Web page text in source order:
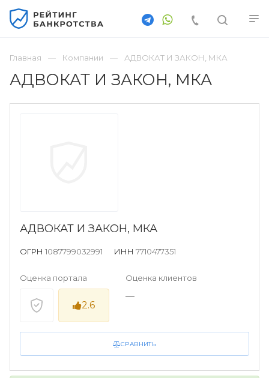
Главная Компании АДВОКАТ И ЗАКОН, МКА
АДВОКАТ И ЗАКОН, МКА
СРАВНИТЬ
АДВОКАТ И ЗАКОН, МКА
ОГРН 1087799032991 ИНН 7710477351
Оценка портала
2.6
Оценка клиентов
—